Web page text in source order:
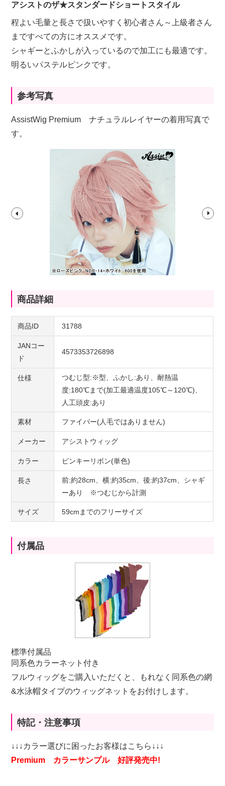
アシストのザ★スタンダードショートスタイル
程よい毛量と長さで扱いやすく初心者さん～上級者さん
まですべての方にオススメです。
シャギーとふかしが入っているので加工にも最適です。
明るいパステルピンクです。
参考写真
AssistWig Premium ナチュラルレイヤーの着用写真で
す。
商品詳細
商品ID 31788
JANコー
ド
4573353726898
仕様
つむじ型:※型、ふかし:あり、耐熱温
度:180℃まで(加工最適温度105℃～120℃)、
人工頭皮:あり
素材 ファイバー(人毛ではありません)
メーカー アシストウィッグ
カラー ピンキーリボン(単色)
長さ
前:約28cm、横:約35cm、後:約37cm、シャギ
ーあり ※つむじから計測
サイズ 59cmまでのフリーサイズ
付属品
標準付属品
同系色カラーネット付き
フルウィッグをご購入いただくと、もれなく同系色の網
&水泳帽タイプのウィッグネットをお付けします。
特記・注意事項
↓↓↓カラー選びに困ったお客様はこちら↓↓↓
Premium カラーサンプル 好評発売中!